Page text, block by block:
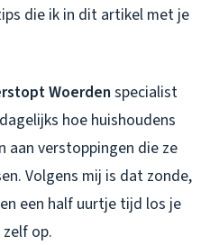
die ik in dit artikel met je
Woerden specialist
hoe huishoudens
aan verstoppingen die ze
Volgens mij is dat zonde,
een half uurtje tijd los je
op.